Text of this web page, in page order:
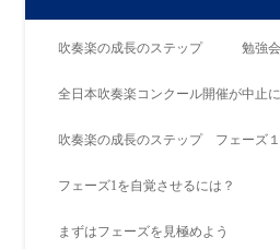
吹奏楽の成長のステップ 勉強会
全日本吹奏楽コンクール開催が中止に
吹奏楽の成長のステップ フェーズ
フェーズ1を自覚させるには？
まずはフェーズを見極めよう